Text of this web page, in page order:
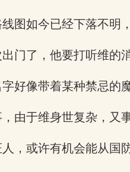
图如今已经下落不明
门了，他要打听维的消
好像带着某种禁忌的
由于维身世复杂，又
，或许有机会能从国